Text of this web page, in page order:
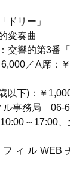
ドリー」
変奏曲
響的第3番「
6,000 ／A席：
以下)：￥1
ル事務局 06-
、土
ル WEB